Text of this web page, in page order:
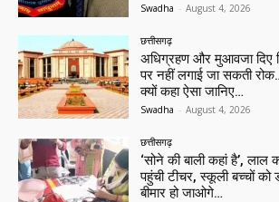
Swadha - August 4, 2026
छत्तीसगढ़
अधिग्रहण और मुआवजा दिए
पर नहीं लगाई जा सकती
क्यों कहा ऐसा जानिए…
Swadha - August 4, 2026
छत्तीसगढ़
‘सोने की बाली कहां है’,
पहुंची टीचर, स्कूली बच्चों को
बीमार हो जाओगे…